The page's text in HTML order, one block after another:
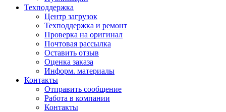
Техподдержка
Центр загрузок
Техподдержка и ремонт
Проверка на оригинал
Почтовая рассылка
Оставить отзыв
Оценка заказа
Информ. материалы
Контакты
Отправить сообщение
Работа в компании
Контакты